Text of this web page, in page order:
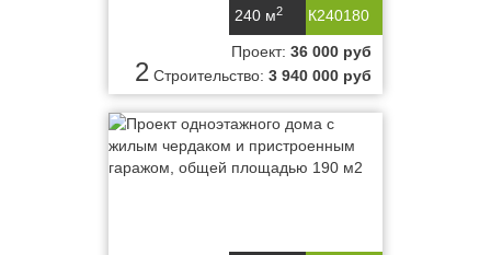
К240180
240 м2
2
Проект: 36 000 руб
Строительство: 3 940 000 руб